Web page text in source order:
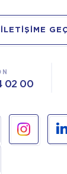
İLETİŞİME
02 00